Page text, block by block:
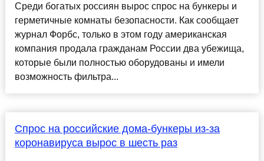
Среди богатых россиян вырос спрос на бункеры и
герметичные комнаты безопасности. Как сообщает
журнал Форбс, только в этом году американская
компания продала гражданам России два убежища,
которые были полностью оборудованы и имели
возможность фильтра...
Спрос на российские дома-бункеры из-за
коронавируса вырос в шесть раз